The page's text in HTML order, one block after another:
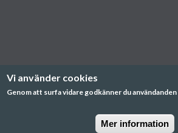
Vi använder cookies
Genom att surfa vidare godkänner du
Mer information